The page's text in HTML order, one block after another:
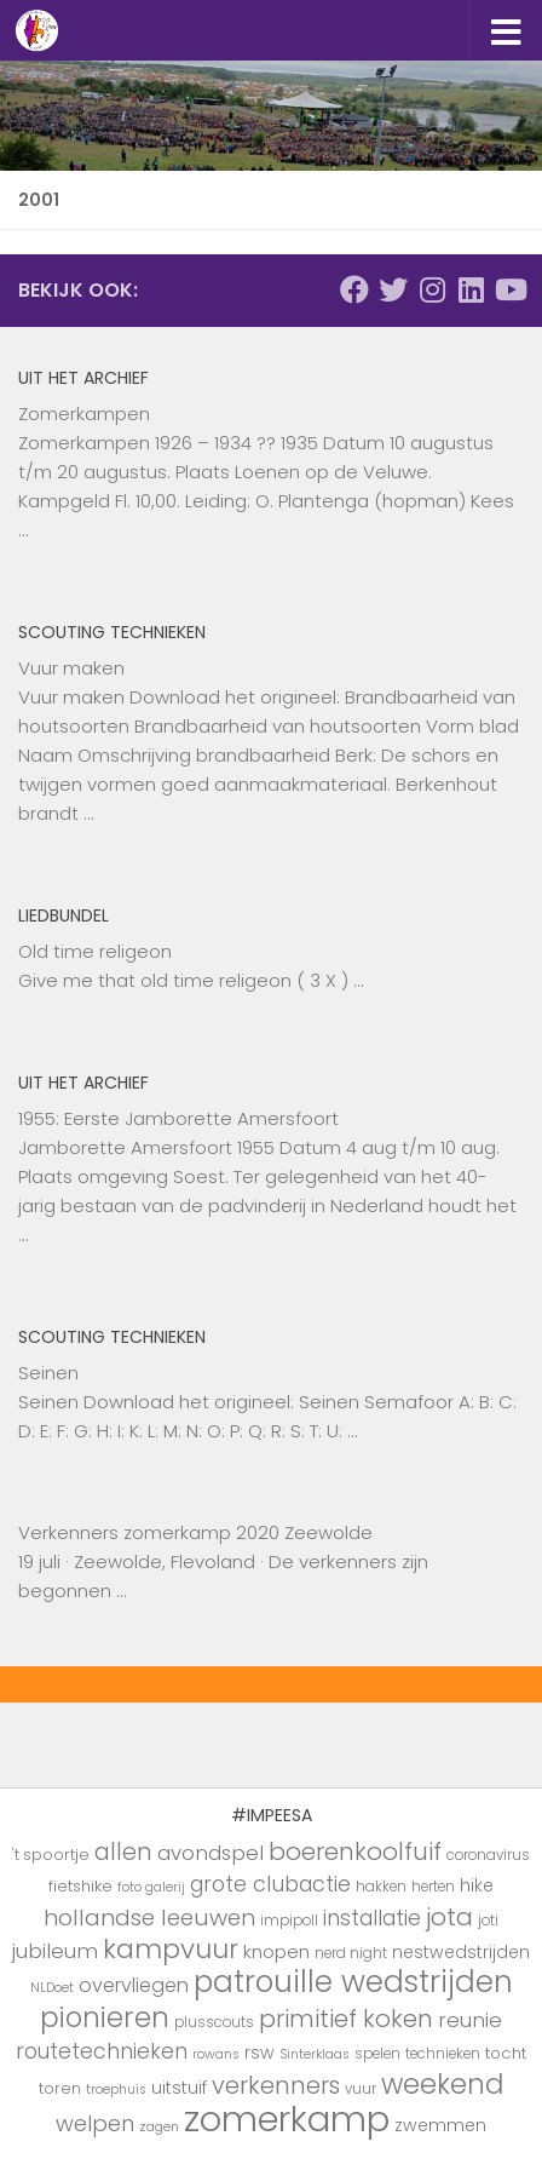
Doorgaan naar inhoud
2001
BEKIJK OOK:
UIT HET ARCHIEF
Zomerkampen
Zomerkampen 1926 – 1934 ?? 1935 Datum 10 augustus
t/m 20 augustus. Plaats Loenen op de Veluwe.
Kampgeld Fl. 10,00. Leiding: O. Plantenga (hopman) Kees
…
SCOUTING TECHNIEKEN
Vuur maken
Vuur maken Download het origineel: Brandbaarheid van
houtsoorten Brandbaarheid van houtsoorten Vorm blad
Naam Omschrijving brandbaarheid Berk: De schors en
twijgen vormen goed aanmaakmateriaal. Berkenhout
brandt …
LIEDBUNDEL
Old time religeon
Give me that old time religeon ( 3 X ) …
UIT HET ARCHIEF
1955: Eerste Jamborette Amersfoort
Jamborette Amersfoort 1955 Datum 4 aug t/m 10 aug.
Plaats omgeving Soest. Ter gelegenheid van het 40-
jarig bestaan van de padvinderij in Nederland houdt het
…
SCOUTING TECHNIEKEN
Seinen
Seinen Download het origineel: Seinen Semafoor A: B: C:
D: E: F: G: H: I: K: L: M: N: O: P: Q: R: S: T: U: …
Verkenners zomerkamp 2020 Zeewolde
19 juli · Zeewolde, Flevoland · De verkenners zijn
begonnen …
#IMPEESA
't spoortje allen avondspel boerenkoolfuif coronavirus
fietshike foto galerij grote clubactie hakken herten hike
hollandse leeuwen impipoll installatie jota joti
jubileum kampvuur knopen nerd night nestwedstrijden
NLDoet overvliegen patrouille wedstrijden
pionieren plusscouts primitief koken reunie
routetechnieken rowans rsw Sinterklaas spelen technieken tocht
toren troephuis uitstuif verkenners vuur weekend
welpen zagen zomerkamp zwemmen